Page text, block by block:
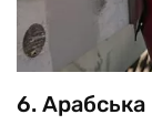
6. Арабська